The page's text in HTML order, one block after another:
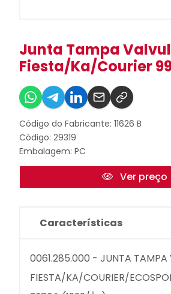
Junta Tampa
Fiesta/Ka/Courier
Código do Fabricante: 11626 B
Código: 29319
Embalagem: PC
Ver preço
Características
0061.285.000 - JUNTA TAMPA
FIESTA/KA/COURIER/